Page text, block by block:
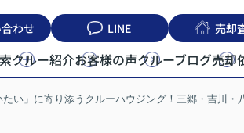
わせ LINE 売却
クルー紹介お客様の声クルーブログ売却
い」に寄り添うクルーハウジング！三郷・吉川・